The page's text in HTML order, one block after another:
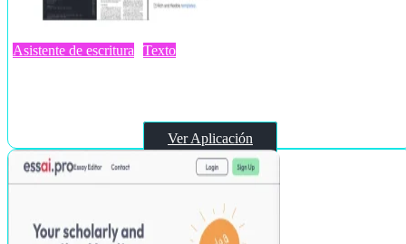
Asistente de escritura Texto
Ver Aplicación